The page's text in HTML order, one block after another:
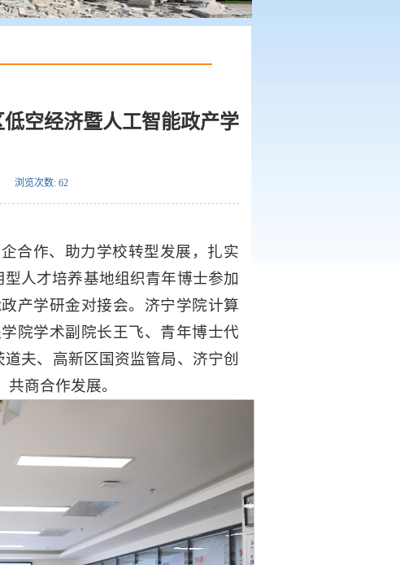
空经济暨人工智能政产学
浏览次数: 62
合作、助力学校转型发展，扎实
人才培养基地组织青年博士参加
产学研金对接会。济宁学院计算
院学术副院长王飞、青年博士代
夫、高新区国资监管局、济宁创
商合作发展。